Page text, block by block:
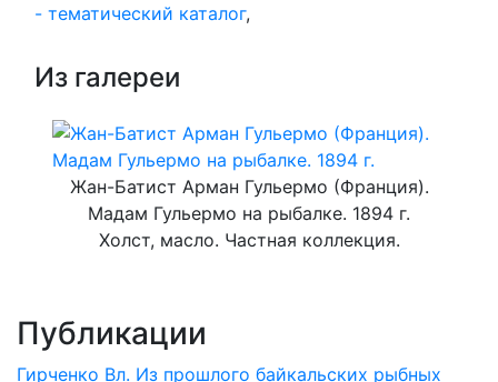
- тематический каталог,
Из галереи
Жан-Батист Арман Гульермо (Франция).
Мадам Гульермо на рыбалке. 1894 г.
Холст, масло. Частная коллекция.
Публикации
Гирченко Вл. Из прошлого байкальских рыбных